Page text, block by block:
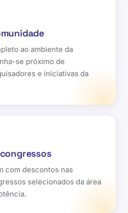
ao ambiente da
se próximo de
e iniciativas da
com descontos nas
selecionados da área